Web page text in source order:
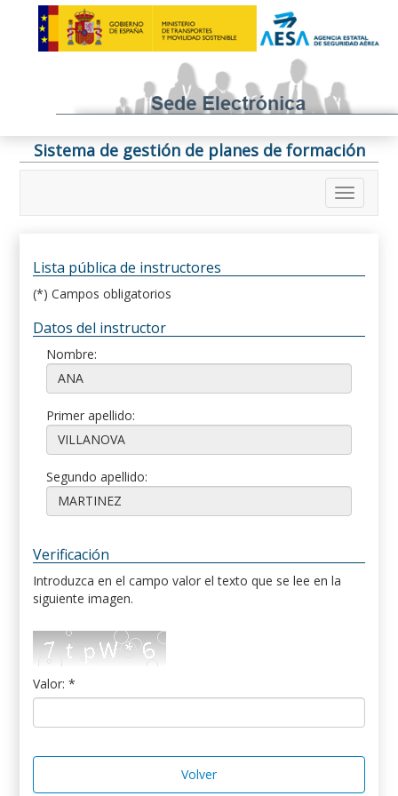
Sistema de gestión de planes de formación
Lista pública de instructores
(*) Campos obligatorios
Datos del instructor
Nombre:
Primer apellido:
Segundo apellido:
Verificación
Introduzca en el campo valor el texto que se lee en la
siguiente imagen.
Valor: *
Volver